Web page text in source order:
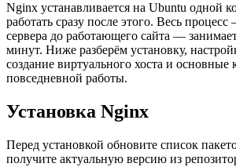
Nginx устанавливается на Ubuntu одной
работать сразу после этого. Весь
сервера до работающего сайта —
минут. Ниже разберём установку,
создание виртуального хоста и основные
повседневной работы.
Установка Nginx
Перед установкой обновите список
получите актуальную версию из